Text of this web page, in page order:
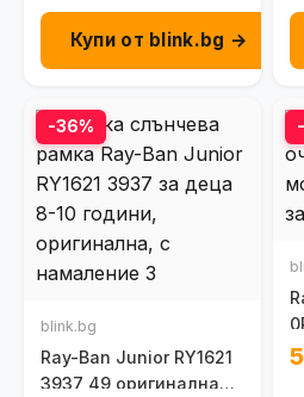
Купи от blink.bg →
-36%
blink.bg
Ray-Ban Junior RY1621
3937 49 оригинална